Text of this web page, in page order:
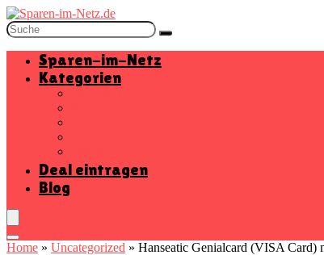
Sparen-im-Netz
Kategorien
Deal eintragen
Blog
Home » Uncategorized » Hanseatic Genialcard (VISA Card)